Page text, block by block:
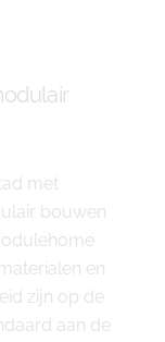
met
bouwen
en
zijn op de
aan de